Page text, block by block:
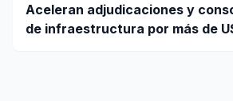
Aceleran adjudicaciones y
de infraestructura por más de